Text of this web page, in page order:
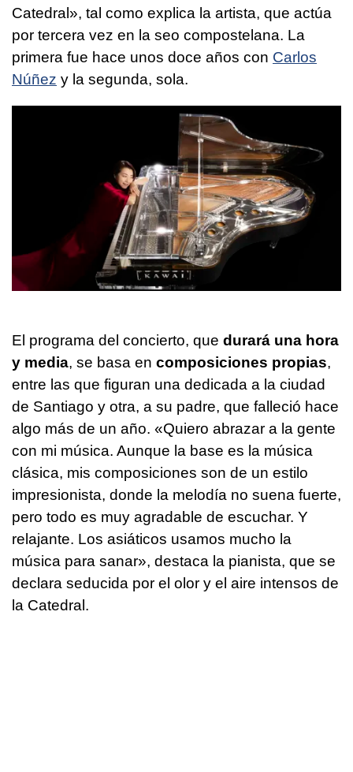
Catedral», tal como explica la artista, que actúa
por tercera vez en la seo compostelana. La
primera fue hace unos doce años con Carlos
Núñez y la segunda, sola.
El programa del concierto, que durará una hora
y media, se basa en composiciones propias,
entre las que figuran una dedicada a la ciudad
de Santiago y otra, a su padre, que falleció hace
algo más de un año. «Quiero abrazar a la gente
con mi música. Aunque la base es la música
clásica, mis composiciones son de un estilo
impresionista, donde la melodía no suena fuerte,
pero todo es muy agradable de escuchar. Y
relajante. Los asiáticos usamos mucho la
música para sanar», destaca la pianista, que se
declara seducida por el olor y el aire intensos de
la Catedral.